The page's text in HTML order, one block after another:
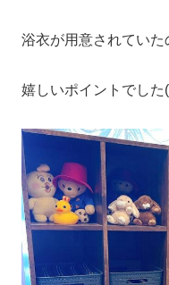
浴衣が用意されていた
嬉しいポイントでした